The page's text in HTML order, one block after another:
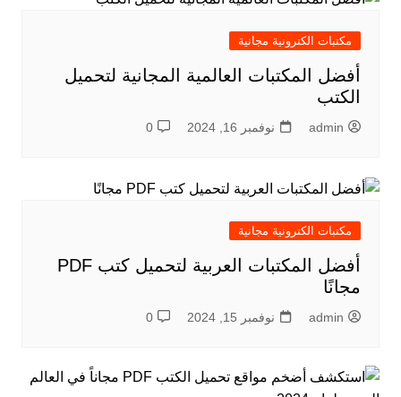
مكتبات الكترونية مجانية
أفضل المكتبات العالمية المجانية لتحميل
الكتب
admin نوفمبر 16, 2024 0
مكتبات الكترونية مجانية
أفضل المكتبات العربية لتحميل كتب PDF
مجانًا
admin نوفمبر 15, 2024 0